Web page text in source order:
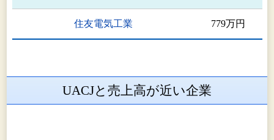
優艾希杰商(昆山)金属制品有限公
司
住友電気工業 779万円
UACJと売上高が近い企業